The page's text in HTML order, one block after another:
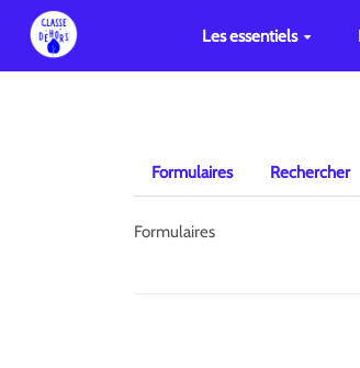
Les essentiels
Formulaires Rechercher
Formulaires